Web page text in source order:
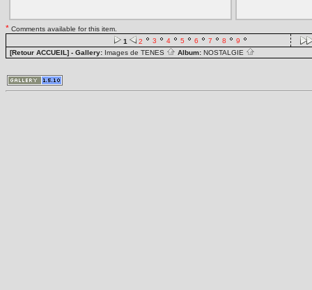
* Comments available for this item.
1
2 3 4 5 6 7 8
9
[Retour ACCUEIL] - Gallery: Images de TENES Album: NOSTALGIE